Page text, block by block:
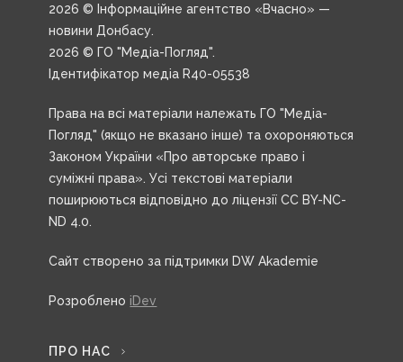
2026 © Інформаційне агентство «Вчасно» —
новини Донбасу.
2026 © ГО "Медіа-Погляд".
Ідентифікатор медіа R40-05538
Права на всі матеріали належать ГО "Медіа-
Погляд" (якщо не вказано інше) та охороняються
Законом України «Про авторське право і
суміжні права». Усі текстові матеріали
поширюються відповідно до ліцензії CC BY-NC-
ND 4.0.
Сайт створено за підтримки DW Akademie
Розроблено iDev
ПРО НАС